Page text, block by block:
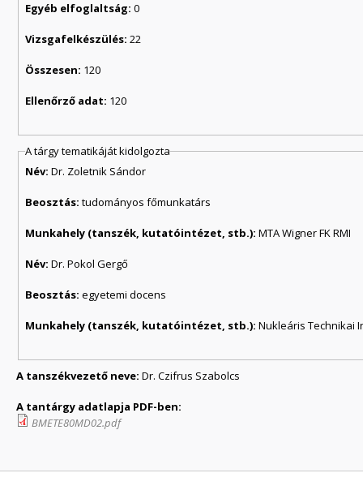
Egyéb elfoglaltság:0
Vizsgafelkészülés:22
Összesen: 120
Ellenőrző adat: 120
A tárgy tematikáját kidolgozta
Név:Dr. Zoletnik Sándor
Beosztás:tudományos főmunkatárs
Munkahely (tanszék, kutatóintézet, stb.):MTA Wigner FK RMI
Név:Dr. Pokol Gergő
Beosztás:egyetemi docens
Munkahely (tanszék, kutatóintézet, stb.):Nukleáris Technikai
A tanszékvezető neve: Dr. Czifrus Szabolcs
A tantárgy adatlapja PDF-ben:
BMETE80MD02.pdf